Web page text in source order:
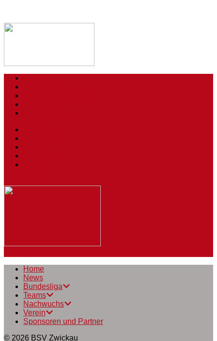
Home
News
Bundesliga
Teams
Nachwuchs
Verein
Sponsoren und Partner
© 2026 BSV Zwickau